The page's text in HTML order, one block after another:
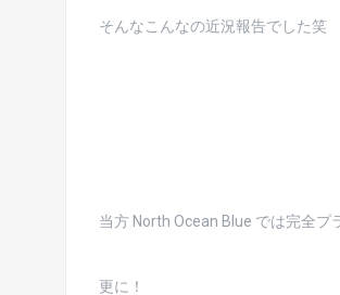
そんなこんなの近況報告でした笑
当方 North Ocean Blue では完全
更に！